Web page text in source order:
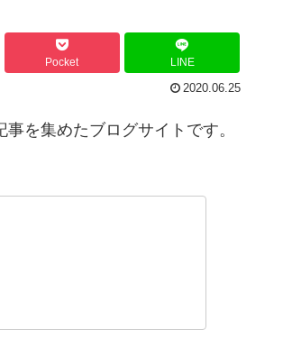
Pocket LINE
2020.06.25
を集めたブログサイトです。